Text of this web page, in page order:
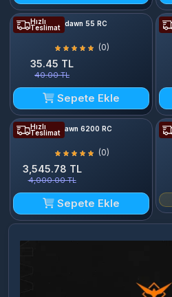
Hızlı
TeslimatUndawn 55 RC
(0)
35.45 TL
40.00 TL
Sepete Ekle
Hızlı
TeslimatUndawn 6200 RC
(0)
3,545.78 TL
4,000.00 TL
Sepete Ekle